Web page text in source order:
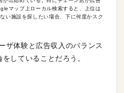
マップ上ローカル検索すると、上位は
い施設を探したい場合、下に何度かスク
ザ体験と広告収入のバランス
していることだろう。